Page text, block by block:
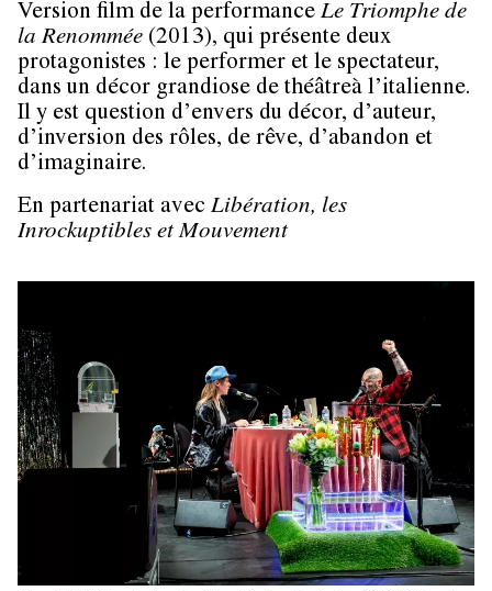
Version film de la performance Le Triomphe de
la Renommée (2013), qui présente deux
protagonistes : le performer et le spectateur,
dans un décor grandiose de théâtreà l’italienne.
Il y est question d’envers du décor, d’auteur,
d’inversion des rôles, de rêve, d’abandon et
d’imaginaire.
En partenariat avec Libération, les
Inrockuptibles et Mouvement